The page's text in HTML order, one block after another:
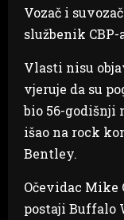
Vozač i
službenik CBP-
Vlasti nisu
vjeruje da su
bio 56-godišnji
išao na rock
Bentley.
Očevidac Mike
postaji Buffalo